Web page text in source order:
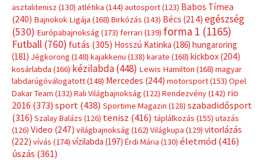
asztalitenisz (130) atlétika (144) autosport(123) Babos Tímea
(240) Bajnokok Ligája (168) Birkózás (143) Bécs (214) egészség
(530) Európabajnokság (173) ferrari (139) forma 1 (1165)
Futball (760) futás (305) Hosszú Katinka (186) hungaroring
(181) Jégkorong (148) kajakkenu (138) karate (168) kickbox(204)
kosárlabda (166) kézilabda(448) Lewis Hamilton (168) magyar
labdarúgóválogatott(148) Mercedes (244) motorsport(153) Opel
Dakar Team (132) Rali Világbajnokság (122) Rendezvény(142) rio
2016 (373) sport(438) Sportime Magazin (128) szabadidősport
(316) Szalay Balázs (126) tenisz (416) táplálkozás (155) utazás
(126) Video (247) világbajnokság (162) Világkupa (129) vitorlázás
(222) vívás (174) vízilabda (197) Érdi Mária (130) életmód(416)
úszás (361)